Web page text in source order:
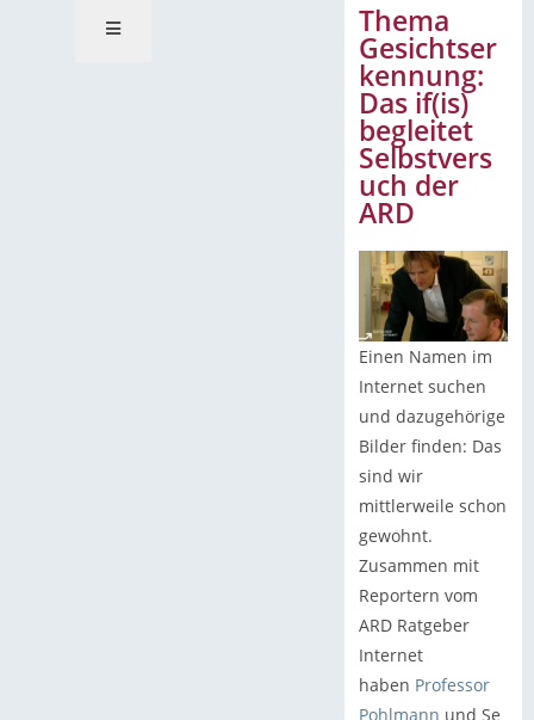
Thema
Gesichtser
kennung:
Das if(is)
begleitet
Selbstvers
uch der
ARD
Einen Namen im
Internet suchen
und dazugehörige
Bilder finden: Das
sind wir
mittlerweile schon
gewohnt.
Zusammen mit
Reportern vom
ARD Ratgeber
Internet
haben Professor
Pohlmann und Se